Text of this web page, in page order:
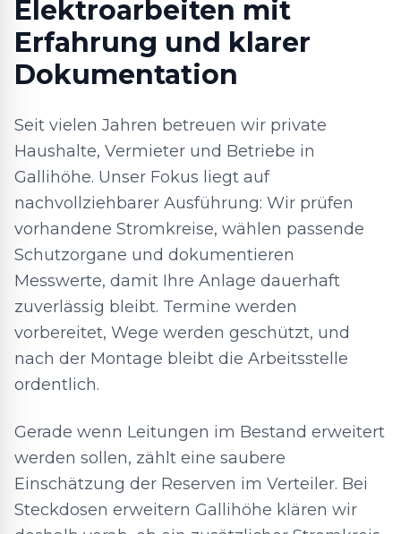
Elektroarbeiten mit
Erfahrung und klarer
Dokumentation
Seit vielen Jahren betreuen wir private
Haushalte, Vermieter und Betriebe in
Gallihöhe. Unser Fokus liegt auf
nachvollziehbarer Ausführung: Wir prüfen
vorhandene Stromkreise, wählen passende
Schutzorgane und dokumentieren
Messwerte, damit Ihre Anlage dauerhaft
zuverlässig bleibt. Termine werden
vorbereitet, Wege werden geschützt, und
nach der Montage bleibt die Arbeitsstelle
ordentlich.
Gerade wenn Leitungen im Bestand erweitert
werden sollen, zählt eine saubere
Einschätzung der Reserven im Verteiler. Bei
Steckdosen erweitern Gallihöhe klären wir